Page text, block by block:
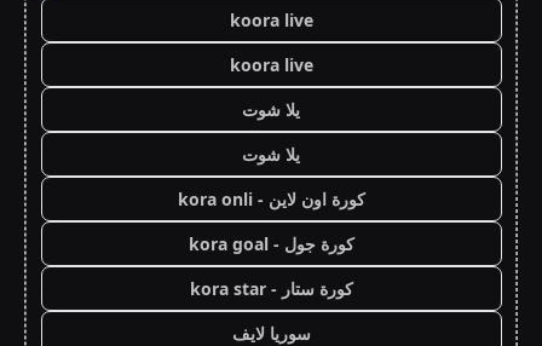
koora live
koora live
يلا شوت
يلا شوت
كورة اون لاين - kora onli
كورة جول - kora goal
كورة ستار - kora star
سوريا لايف